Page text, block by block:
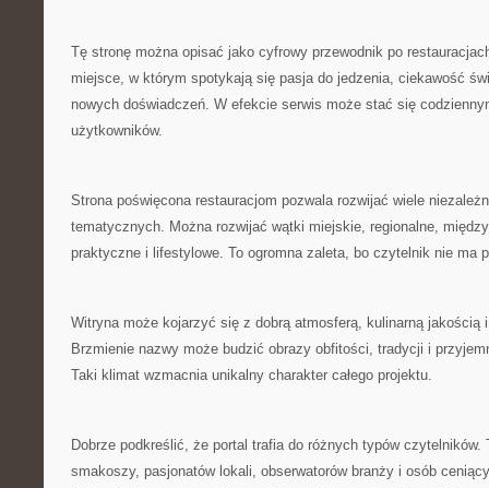
Tę stronę można opisać jako cyfrowy przewodnik po
miejsce, w którym spotykają się pasja do jedzenia, ciekawość
nowych doświadczeń. W efekcie serwis może stać się
użytkowników.
Strona poświęcona restauracjom pozwala rozwijać wiele
tematycznych. Można rozwijać wątki miejskie, regionalne,
praktyczne i lifestylowe. To ogromna zaleta, bo czytelnik nie ma
Witryna może kojarzyć się z dobrą atmosferą, kulinarną jakością
Brzmienie nazwy może budzić obrazy obfitości, tradycji i
Taki klimat wzmacnia unikalny charakter całego projektu.
Dobrze podkreślić, że portal trafia do różnych typów czytelników.
smakoszy, pasjonatów lokali, obserwatorów branży i osób